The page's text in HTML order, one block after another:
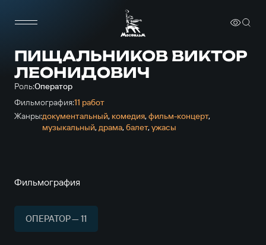
ПИЩАЛЬНИКОВ ВИКТОР
ЛЕОНИДОВИЧ
Роль:Оператор
Фильмография:11 работ
Жанры:документальный, комедия,фильм-концерт,
музыкальный,драма,балет,ужасы
Фильмография
ОПЕРАТОР — 11